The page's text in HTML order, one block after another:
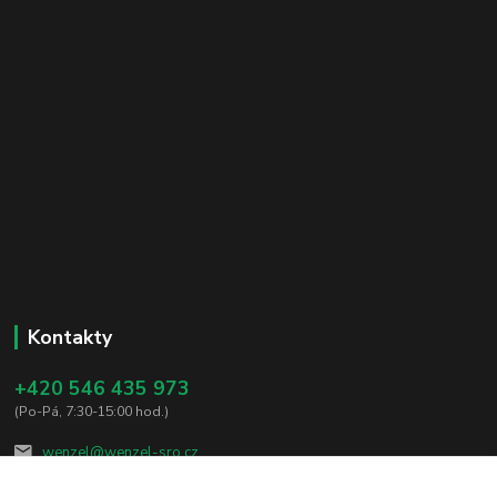
Kontakty
+420 546 435 973
(Po-Pá, 7:30-15:00 hod.)
wenzel@wenzel-sro.cz